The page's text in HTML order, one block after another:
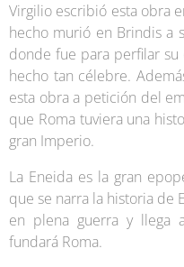
Virgilio escribió esta obra
hecho murió en Brindis a
donde fue para perfilar su
hecho tan célebre.
esta obra a petición del
que Roma tuviera una
gran Imperio.
La Eneida es la gran
que se narra la historia de
en plena guerra y llega
fundará Roma.